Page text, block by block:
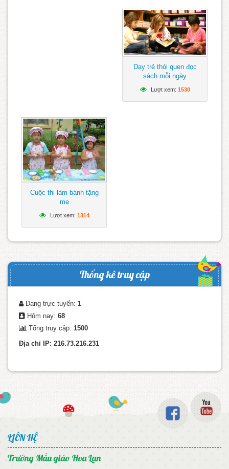
Dạy trẻ thói quen đọc
sách mỗi ngày
Lượt xem: 1530
Cuộc thi làm bánh tặng
mẹ
Lượt xem: 1314
Thống kê truy cập
Đang trực tuyến: 1
Hôm nay: 68
Tổng truy cập: 1500
Địa chỉ IP: 216.73.216.231
LIÊN HỆ
Trường Mẫu giáo Hoa Lan